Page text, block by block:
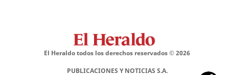
El Heraldo todos los derechos reservados ©2026
PUBLICACIONES Y NOTICIAS S.A.